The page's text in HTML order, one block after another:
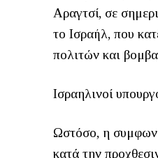
Αραγτσί, σε
το Ισραήλ, που
πολιτών και
Ισραηλινοί
Ωστόσο, η
κατά την